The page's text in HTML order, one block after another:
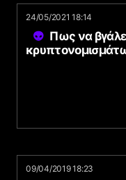
24/05/2021 18:14
Πως να
09/04/2019 18:23